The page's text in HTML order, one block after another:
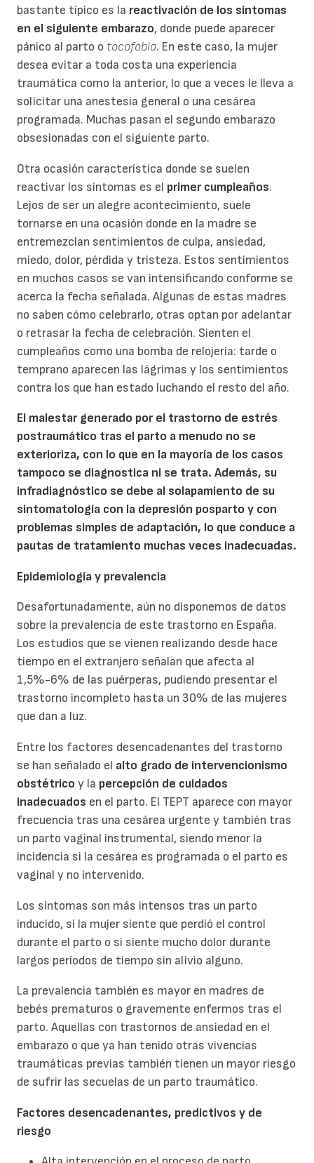
bastante típico es la reactivación de los síntomas
en el siguiente embarazo, donde puede aparecer
pánico al parto o tocofobia. En este caso, la mujer
desea evitar a toda costa una experiencia
traumática como la anterior, lo que a veces le lleva a
solicitar una anestesia general o una cesárea
programada. Muchas pasan el segundo embarazo
obsesionadas con el siguiente parto.
Otra ocasión característica donde se suelen
reactivar los síntomas es el primer cumpleaños.
Lejos de ser un alegre acontecimiento, suele
tornarse en una ocasión donde en la madre se
entremezclan sentimientos de culpa, ansiedad,
miedo, dolor, pérdida y tristeza. Estos sentimientos
en muchos casos se van intensificando conforme se
acerca la fecha señalada. Algunas de estas madres
no saben cómo celebrarlo, otras optan por adelantar
o retrasar la fecha de celebración. Sienten el
cumpleaños como una bomba de relojería: tarde o
temprano aparecen las lágrimas y los sentimientos
contra los que han estado luchando el resto del año.
El malestar generado por el trastorno de estrés
postraumático tras el parto a menudo no se
exterioriza, con lo que en la mayoría de los casos
tampoco se diagnostica ni se trata. Además, su
infradiagnóstico se debe al solapamiento de su
sintomatología con la depresión posparto y con
problemas simples de adaptación, lo que conduce a
pautas de tratamiento muchas veces inadecuadas.
Epidemiología y prevalencia
Desafortunadamente, aún no disponemos de datos
sobre la prevalencia de este trastorno en España.
Los estudios que se vienen realizando desde hace
tiempo en el extranjero señalan que afecta al
1,5%-6% de las puérperas, pudiendo presentar el
trastorno incompleto hasta un 30% de las mujeres
que dan a luz.
Entre los factores desencadenantes del trastorno
se han señalado el alto grado de intervencionismo
obstétrico y la percepción de cuidados
inadecuados en el parto. El TEPT aparece con mayor
frecuencia tras una cesárea urgente y también tras
un parto vaginal instrumental, siendo menor la
incidencia si la cesárea es programada o el parto es
vaginal y no intervenido.
Los síntomas son más intensos tras un parto
inducido, si la mujer siente que perdió el control
durante el parto o si siente mucho dolor durante
largos períodos de tiempo sin alivio alguno.
La prevalencia también es mayor en madres de
bebés prematuros o gravemente enfermos tras el
parto. Aquellas con trastornos de ansiedad en el
embarazo o que ya han tenido otras vivencias
traumáticas previas también tienen un mayor riesgo
de sufrir las secuelas de un parto traumático.
Factores desencadenantes, predictivos y de
riesgo